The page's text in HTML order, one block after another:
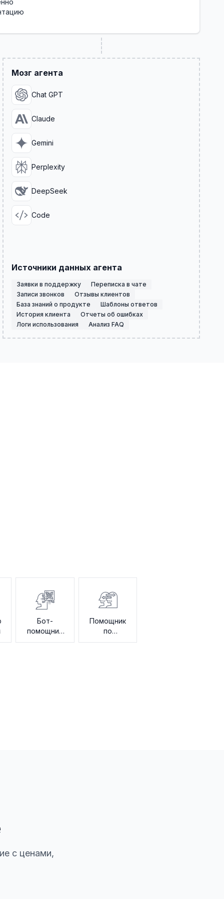
Мозг агента
Chat GPT
Claude
Gemini
Perplexity
DeepSeek
Code
Источники данных агента
Заявки в поддержку
Переписка в чате
Записи звонков
Отзывы клиентов
База знаний о продукте
Шаблоны ответов
История клиента
Отчеты об ошибках
Логи использования
Анализ FAQ
Бот-
помощник
агента
Помощник
по
удержанию
с ценами,